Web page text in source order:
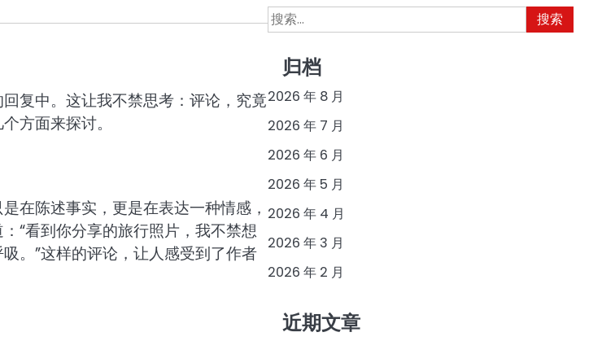
复中。这让我不禁思考：评论，究竟
方面来探讨。
在陈述事实，更是在表达一种情感，
“看到你分享的旅行照片，我不禁想
。”这样的评论，让人感受到了作者
搜
索：
归档
2026 年 8 月
2026 年 7 月
2026 年 6 月
2026 年 5 月
2026 年 4 月
2026 年 3 月
2026 年 2 月
近期文章